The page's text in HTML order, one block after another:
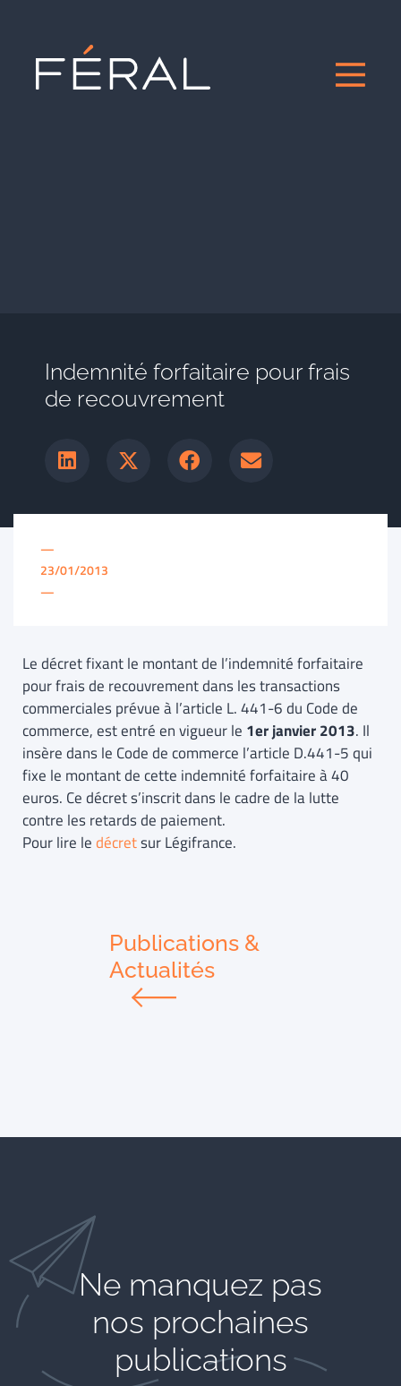
Indemnité forfaitaire pour frais
de recouvrement
—
23/01/2013
—
Le décret fixant le montant de l’indemnité forfaitaire
pour frais de recouvrement dans les transactions
commerciales prévue à l’article L. 441-6 du Code de
commerce, est entré en vigueur le 1er janvier 2013. Il
insère dans le Code de commerce l’article D.441-5 qui
fixe le montant de cette indemnité forfaitaire à 40
euros. Ce décret s’inscrit dans le cadre de la lutte
contre les retards de paiement.
Pour lire ledécretsur Légifrance.
Publications &
Actualités
Ne manquez pas
nos prochaines
publications